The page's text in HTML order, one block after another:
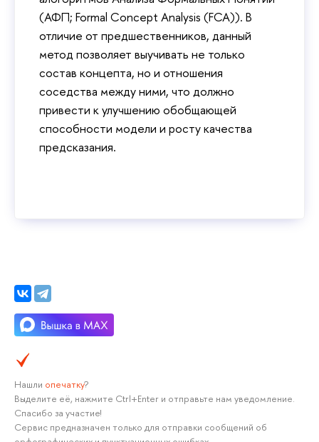
(АФП; Formal Concept Analysis (FCA)). В
отличие от предшественников, данный
метод позволяет выучивать не только
состав концепта, но и отношения
соседства между ними, что должно
привести к улучшению обобщающей
способности модели и росту качества
предсказания.
Нашли опечатку?
Выделите её, нажмите Ctrl+Enter и отправьте нам уведомление.
Спасибо за участие!
Сервис предназначен только для отправки сообщений об